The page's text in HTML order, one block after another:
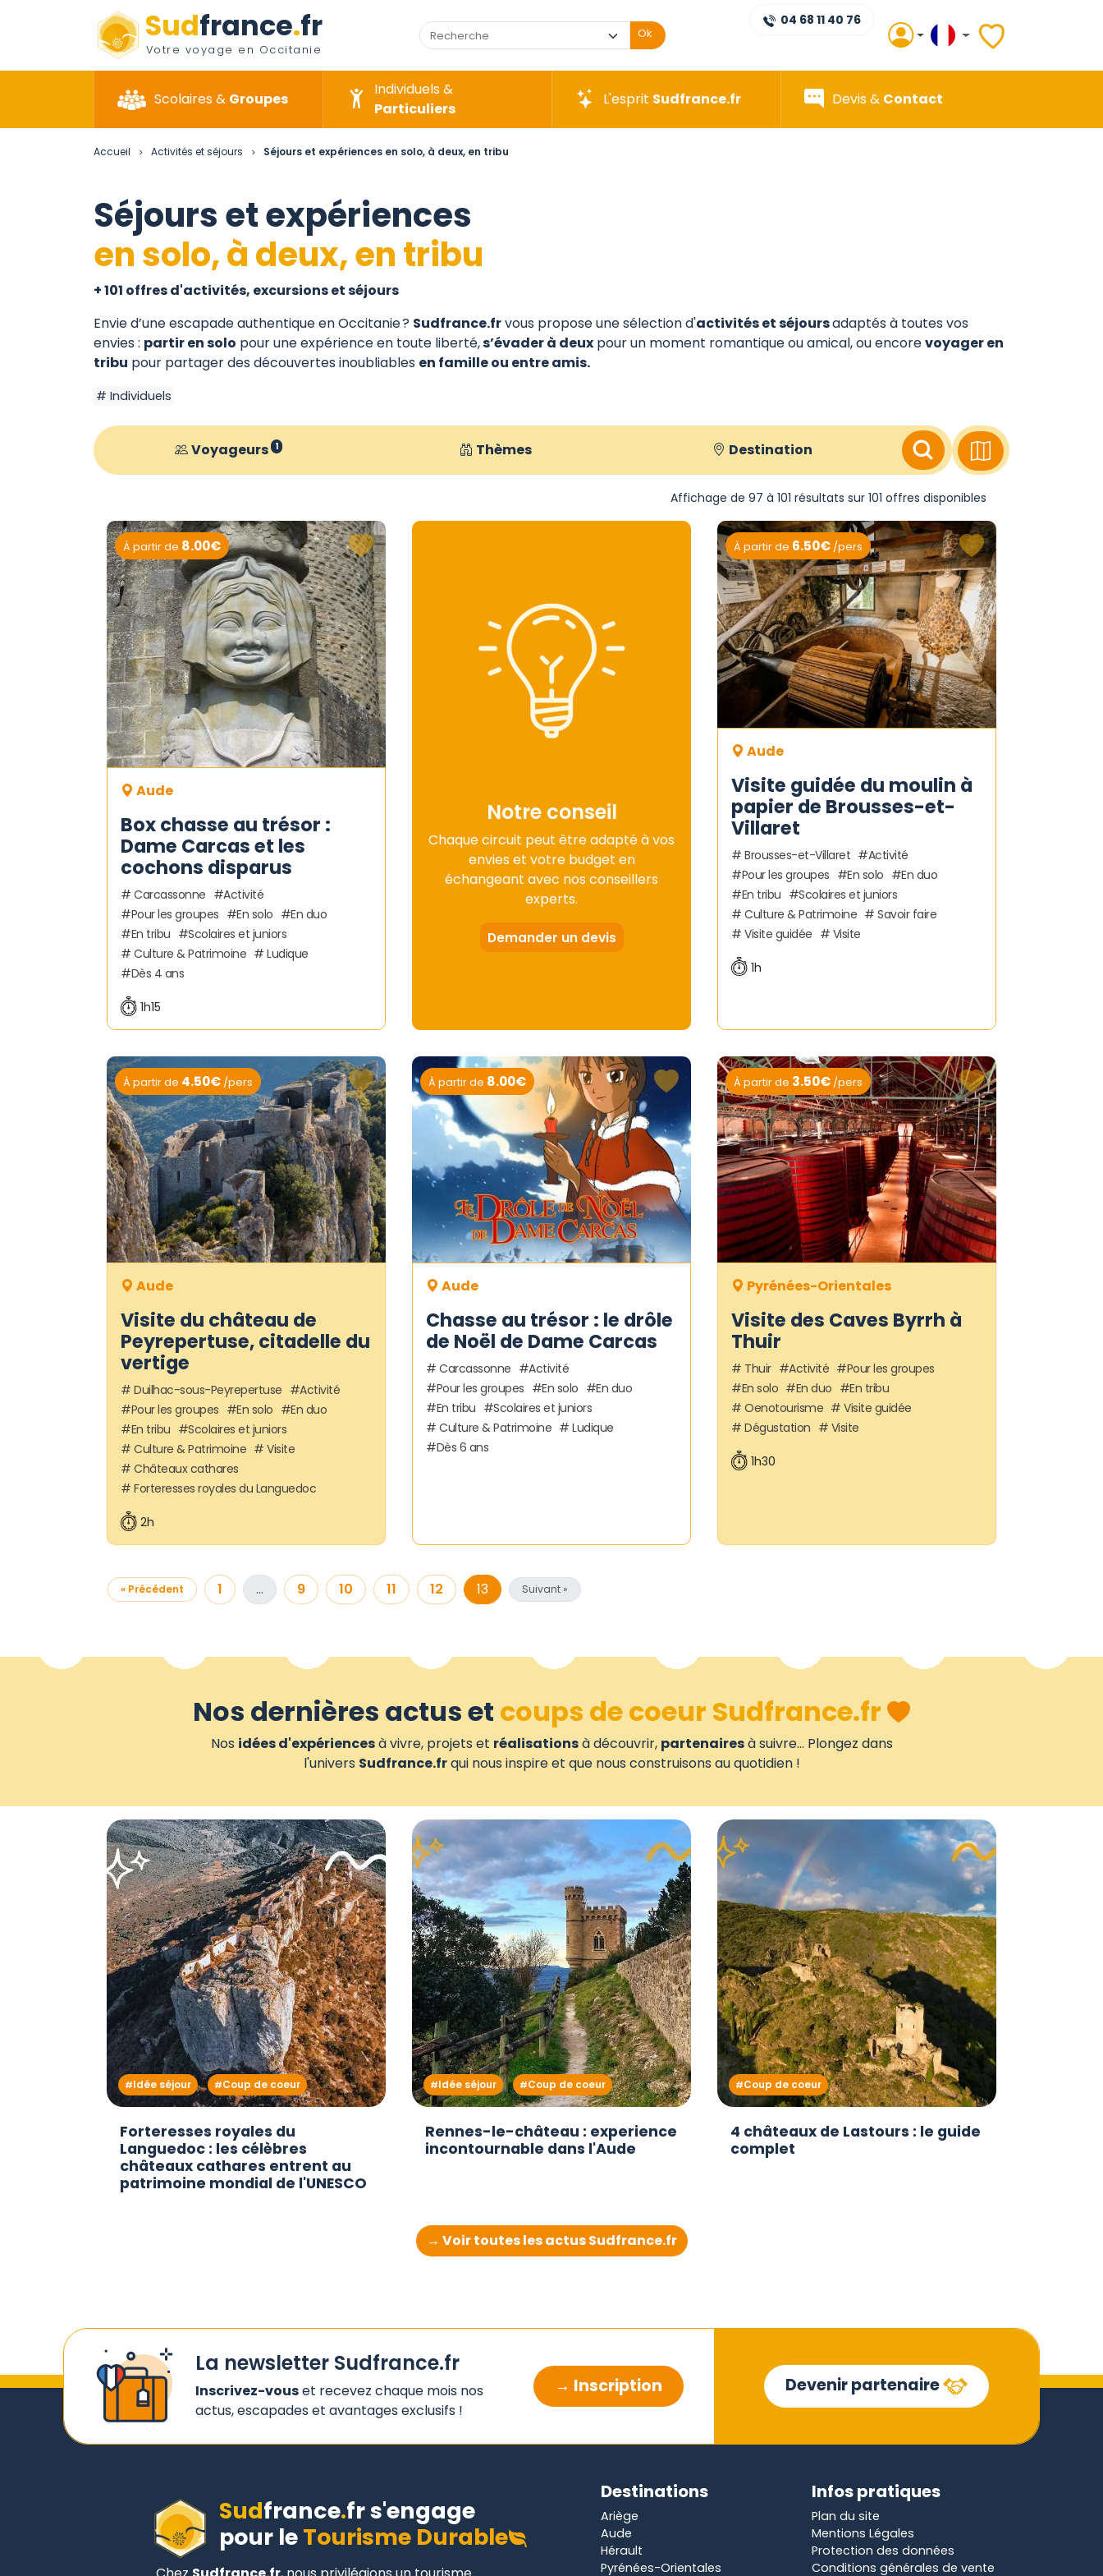
Sudfrance.fr
Votre voyage en Occitanie
Ok
04 68 11 40 76
Scolaires & Groupes
Individuels &
Particuliers
L'esprit Sudfrance.fr Devis & Contact
Accueil > Activités et séjours > Séjours et expériences en solo, à deux, en tribu
Séjours et expériences
en solo, à deux, en tribu
+ 101 offres d'activités, excursions et séjours
Envie d’une escapade authentique en Occitanie ? Sudfrance.frvous propose une sélection d'activités et séjoursadaptés à toutes vos
envies : partir en solo pour une expérience en toute liberté,s’évader à deux pour un moment romantique ou amical, ou encorevoyager en
tribu pour partager des découvertes inoubliables en famille ou entre amis.
Individuels
Voyageurs 1 Thèmes Destination
Affichage de 97 à 101 résultats sur 101 offres disponibles
Box chasse au trésor :
Dame Carcas et les
cochons disparus
Aude
À partir de 8.00€
Carcassonne
Activité
Pour les groupes
En solo
En duo
En tribu
Scolaires et juniors
Culture & Patrimoine
Ludique
Dès 4 ans
1h15
Notre conseil
Chaque circuit peut être adapté à vos
envies et votre budget en
échangeant avec nos conseillers
experts.
Demander un devis
Visite guidée du moulin à
papier de Brousses-et-
Villaret
Aude
À partir de 6.50€ /pers
Brousses-et-Villaret
Activité
Pour les groupes
En solo
En duo
En tribu
Scolaires et juniors
Culture & Patrimoine
Savoir faire
Visite guidée
Visite
1h
Visite du château de
Peyrepertuse, citadelle du
vertige
Aude
À partir de 4.50€ /pers
Duilhac-sous-Peyrepertuse
Activité
Pour les groupes
En solo
En duo
En tribu
Scolaires et juniors
Culture & Patrimoine
Visite
Châteaux cathares
Forteresses royales du Languedoc
2h
Chasse au trésor : le drôle
de Noël de Dame Carcas
Aude
À partir de 8.00€
Carcassonne
Activité
Pour les groupes
En solo
En duo
En tribu
Scolaires et juniors
Culture & Patrimoine
Ludique
Dès 6 ans
Visite des Caves Byrrh à
Thuir
Pyrénées-Orientales
À partir de 3.50€ /pers
Thuir Activité
Pour les groupes
En solo
En duo
En tribu
Oenotourisme
Visite guidée
Dégustation
Visite
1h30
« Précédent 1 … 9 10 11 12 13 Suivant »
Nos dernières actus et coups de coeur Sudfrance.fr
Nos idées d'expériencesà vivre, projets et réalisationsà découvrir, partenairesà suivre... Plongez dans
l'univers Sudfrance.frqui nous inspire et que nous construisons au quotidien !
Forteresses royales du
Languedoc : les célèbres
châteaux cathares entrent au
patrimoine mondial de l'UNESCO
Idée séjour Coup de coeur
Rennes-le-château : experience
incontournable dans l'Aude
Idée séjour Coup de coeur
4 châteaux de Lastours : le guide
complet
Coup de coeur
→ Voir toutes les actus Sudfrance.fr
La newsletter Sudfrance.fr
Inscrivez-vouset recevez chaque mois nos
actus, escapades et avantages exclusifs !
→ Inscription Devenir partenaire
Sudfrance.frs'engage
pour leTourisme Durable
Destinations
Ariège
Aude
Hérault
Pyrénées-Orientales
Infos pratiques
Plan du site
Mentions Légales
Protection des données
Conditions générales de vente